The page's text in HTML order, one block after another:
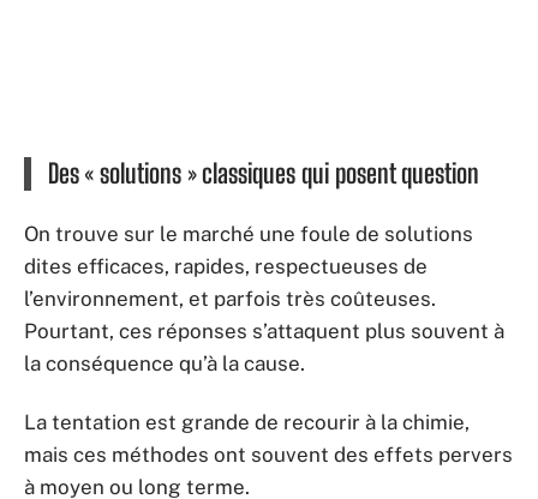
Des « solutions » classiques qui posent question
On trouve sur le marché une foule de solutions
dites efficaces, rapides, respectueuses de
l’environnement, et parfois très coûteuses.
Pourtant, ces réponses s’attaquent plus souvent à
la conséquence qu’à la cause.
La tentation est grande de recourir à la chimie,
mais ces méthodes ont souvent des effets pervers
à moyen ou long terme.